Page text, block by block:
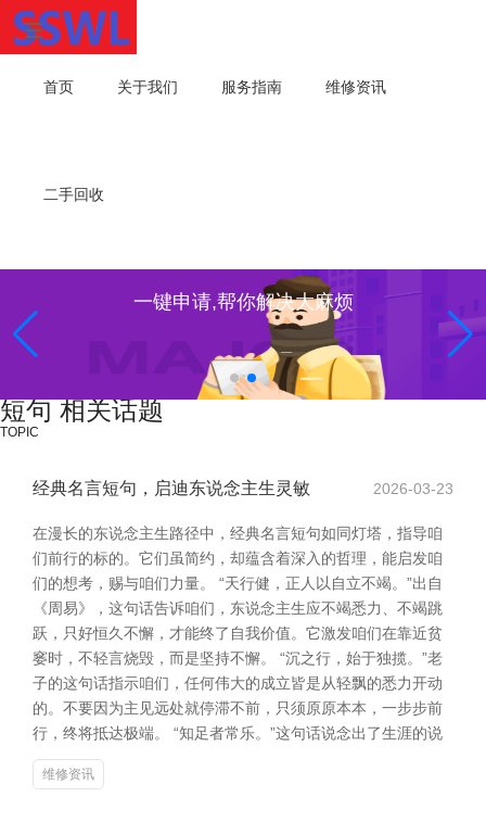
首页 关于我们 服务指南 维修资讯
二手回收
一键申请,帮你解决大麻烦
短句 相关话题
TOPIC
经典名言短句，启迪东说念主生灵敏 2026-03-23
在漫长的东说念主生路径中，经典名言短句如同灯塔，指导咱
们前行的标的。它们虽简约，却蕴含着深入的哲理，能启发咱
们的想考，赐与咱们力量。 “天行健，正人以自立不竭。”出自
《周易》，这句话告诉咱们，东说念主生应不竭悉力、不竭跳
跃，只好恒久不懈，才能终了自我价值。它激发咱们在靠近贫
窭时，不轻言烧毁，而是坚持不懈。 “沉之行，始于独揽。”老
子的这句话指示咱们，任何伟大的成立皆是从轻飘的悉力开动
的。不要因为主见远处就停滞不前，只须原原本本，一步步前
行，终将抵达极端。 “知足者常乐。”这句话说念出了生涯的说
维修资讯